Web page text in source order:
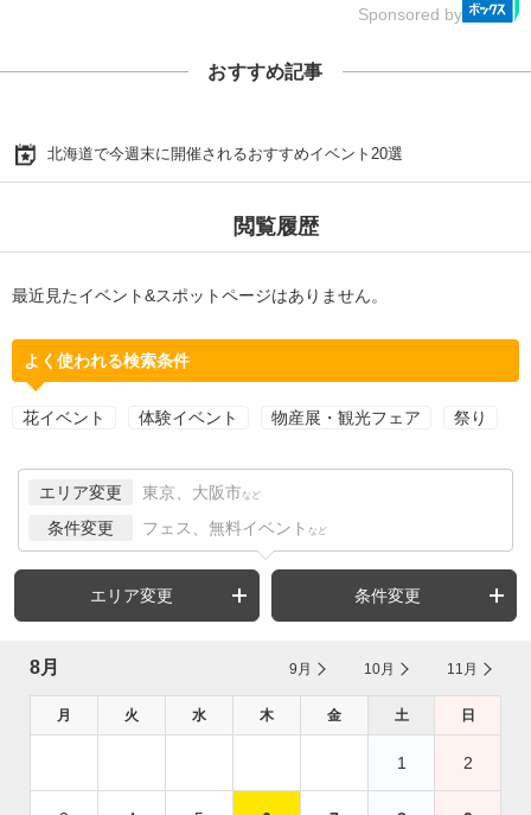
Sponsored by
おすすめ記事
北海道で今週末に開催されるおすすめイベント20選
閲覧履歴
最近見たイベント&スポットページはありません。
よく使われる検索条件
花イベント 体験イベント 物産展・観光フェア 祭り
エリア変更 東京、大阪市 など
条件変更 フェス、無料イベント など
エリア変更 条件変更
8月 9月 10月 11月
月 火 水 木 金 土 日
1 2